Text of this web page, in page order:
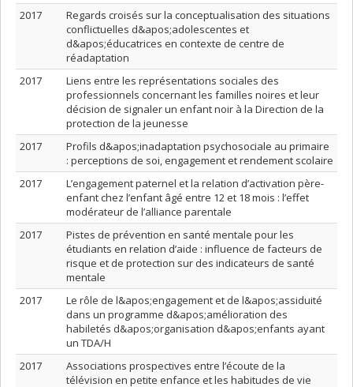
2017
Regards croisés sur la conceptualisation des situations
conflictuelles d&apos;adolescentes et
d&apos;éducatrices en contexte de centre de
réadaptation
2017
Liens entre les représentations sociales des
professionnels concernant les familles noires et leur
décision de signaler un enfant noir à la Direction de la
protection de la jeunesse
2017
Profils d&apos;inadaptation psychosociale au primaire
: perceptions de soi, engagement et rendement scolaire
2017
L’engagement paternel et la relation d’activation père-
enfant chez l’enfant âgé entre 12 et 18 mois : l’effet
modérateur de l’alliance parentale
2017
Pistes de prévention en santé mentale pour les
étudiants en relation d’aide : influence de facteurs de
risque et de protection sur des indicateurs de santé
mentale
2017
Le rôle de l&apos;engagement et de l&apos;assiduité
dans un programme d&apos;amélioration des
habiletés d&apos;organisation d&apos;enfants ayant
un TDA/H
2017
Associations prospectives entre l’écoute de la
télévision en petite enfance et les habitudes de vie